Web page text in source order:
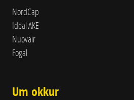
NordCap
Ideal AKE
Nuovair
Fogal
Um okkur